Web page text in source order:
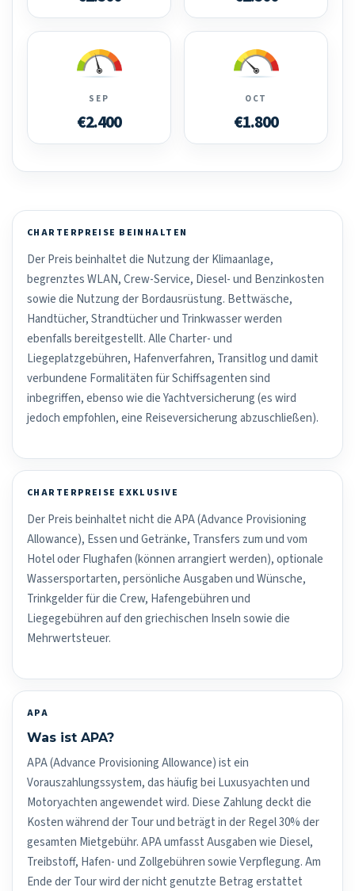
SEP
€2.400
OCT
€1.800
CHARTERPREISE BEINHALTEN
Der Preis beinhaltet die Nutzung der Klimaanlage,
begrenztes WLAN, Crew-Service, Diesel- und Benzinkosten
sowie die Nutzung der Bordausrüstung. Bettwäsche,
Handtücher, Strandtücher und Trinkwasser werden
ebenfalls bereitgestellt. Alle Charter- und
Liegeplatzgebühren, Hafenverfahren, Transitlog und damit
verbundene Formalitäten für Schiffsagenten sind
inbegriffen, ebenso wie die Yachtversicherung (es wird
jedoch empfohlen, eine Reiseversicherung abzuschließen).
CHARTERPREISE EXKLUSIVE
Der Preis beinhaltet nicht die APA (Advance Provisioning
Allowance), Essen und Getränke, Transfers zum und vom
Hotel oder Flughafen (können arrangiert werden), optionale
Wassersportarten, persönliche Ausgaben und Wünsche,
Trinkgelder für die Crew, Hafengebühren und
Liegegebühren auf den griechischen Inseln sowie die
Mehrwertsteuer.
APA
Was ist APA?
APA (Advance Provisioning Allowance) ist ein
Vorauszahlungssystem, das häufig bei Luxusyachten und
Motoryachten angewendet wird. Diese Zahlung deckt die
Kosten während der Tour und beträgt in der Regel 30% der
gesamten Mietgebühr. APA umfasst Ausgaben wie Diesel,
Treibstoff, Hafen- und Zollgebühren sowie Verpflegung. Am
Ende der Tour wird der nicht genutzte Betrag erstattet